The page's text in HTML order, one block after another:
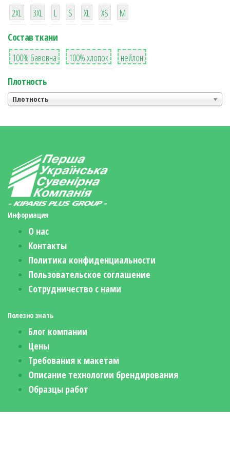
38
2XL
16
3XL
42
L
42
S
42
XL XS
М
Состав ткани
8
100% бавовна
36
100% хлопок
2
нейлон
Плотность
Плотность
Информация
О нас
Контакты
Политика конфиденциальности
Пользовательское соглашение
Сотрудничество с нами
Полезно знать
Блог компании
Цены
Требования к макетам
Описание технологии брендирования
Образцы работ